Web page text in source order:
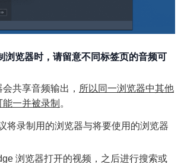
浏览器时，请留意不同标签页的音频可
共享音频输出， 所以同一浏览器中其他
一并被录制 。
将录制用的浏览器与将要使用的浏览器
浏览器打开的视频，之后进行搜索或